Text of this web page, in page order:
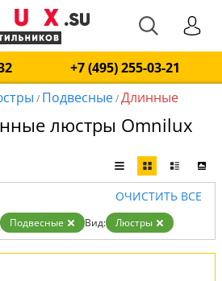
+7 (495) 255-03-21
/ Подвесные/Длинные
люстры Omnilux
ОЧИСТИТЬ ВСЕ
Подвесные Вид: Люстры